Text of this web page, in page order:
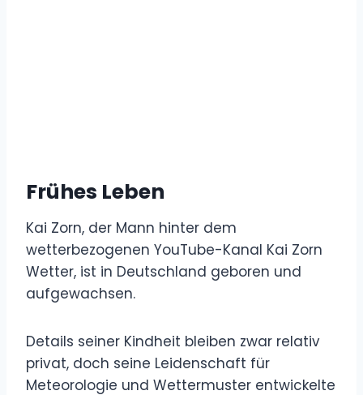
Frühes Leben
Kai Zorn, der Mann hinter dem
wetterbezogenen YouTube-Kanal Kai Zorn
Wetter, ist in Deutschland geboren und
aufgewachsen.
Details seiner Kindheit bleiben zwar relativ
privat, doch seine Leidenschaft für
Meteorologie und Wettermuster entwickelte